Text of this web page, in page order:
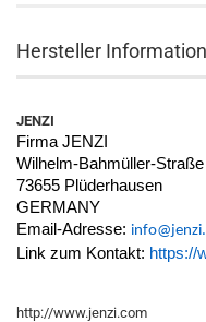
Hersteller
JENZI
Firma JENZI
Wilhelm-Bahmüller-
73655 Plüderhausen
GERMANY
Email-Adresse:
Link zum Kontakt: https://
http://www.jenzi.com